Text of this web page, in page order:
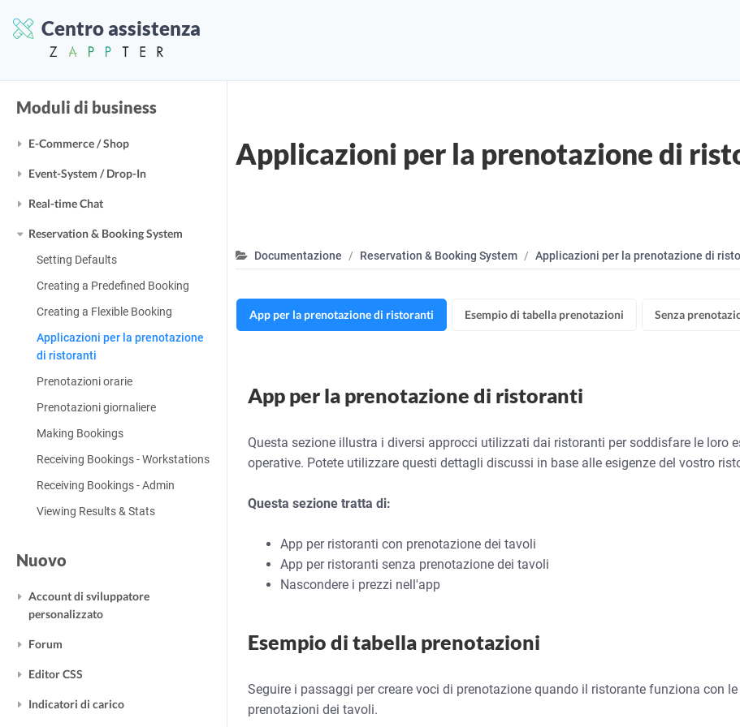
Centro assistenza
Modifica del modello
Moduli di business
E-Commerce / Shop
Event-System / Drop-In
Real-time Chat
Reservation & Booking System
Setting Defaults
Creating a Predefined Booking
Creating a Flexible Booking
Applicazioni per la prenotazione
di ristoranti
Prenotazioni orarie
Prenotazioni giornaliere
Making Bookings
Receiving Bookings - Workstations
Receiving Bookings - Admin
Viewing Results & Stats
Nuovo
Account di sviluppatore
personalizzato
Forum
Editor CSS
Indicatori di carico
Applicazioni per la prenotazione di
Documentazione Reservation & Booking System Applicazioni per la prenotazione di
App per la prenotazione di ristoranti Esempio di tabella prenotazioni Senza
App per la prenotazione di ristoranti
Questa sezione illustra i diversi approcci utilizzati dai ristoranti per soddisfare le loro
operative. Potete utilizzare questi dettagli discussi in base alle esigenze del vostro
Questa sezione tratta di:
App per ristoranti con prenotazione dei tavoli
App per ristoranti senza prenotazione dei tavoli
Nascondere i prezzi nell'app
Esempio di tabella prenotazioni
Seguire i passaggi per creare voci di prenotazione quando il ristorante funziona con le
prenotazioni dei tavoli.